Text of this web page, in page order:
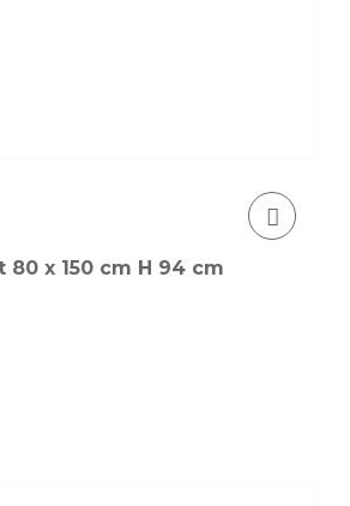
80 x 150 cm H 94 cm